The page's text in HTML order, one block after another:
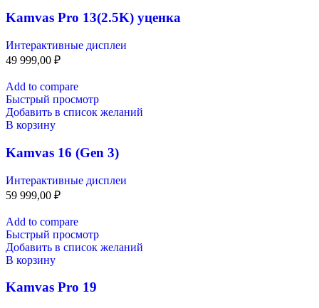
Kamvas Pro 13(2.5K) уценка
Интерактивные дисплеи
49 999,00 ₽
Add to compare
Быстрый просмотр
Добавить в список желаний
В корзину
Kamvas 16 (Gen 3)
Интерактивные дисплеи
59 999,00 ₽
Add to compare
Быстрый просмотр
Добавить в список желаний
В корзину
Kamvas Pro 19